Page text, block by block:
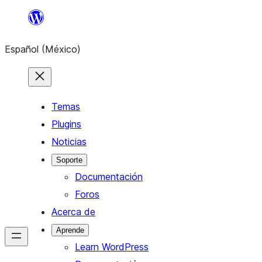
Saltar
contenido
Español (México)
Temas
Plugins
Noticias
Soporte
Documentación
Foros
Acerca de
Aprende
Learn WordPress